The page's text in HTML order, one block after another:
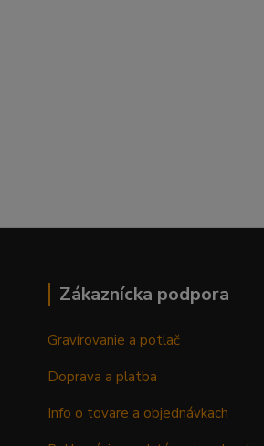
Zákaznícka podpora
Gravírovanie a potlač
Doprava a platba
Info o tovare a objednávkach